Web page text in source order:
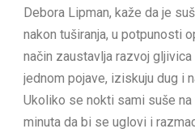
Debora Lipman, kaže da je
nakon tuširanja, u potpunosti
način zaustavlja razvoj
jednom pojave, iziskuju dug i
Ukoliko se nokti sami suše
minuta da bi se uglovi i